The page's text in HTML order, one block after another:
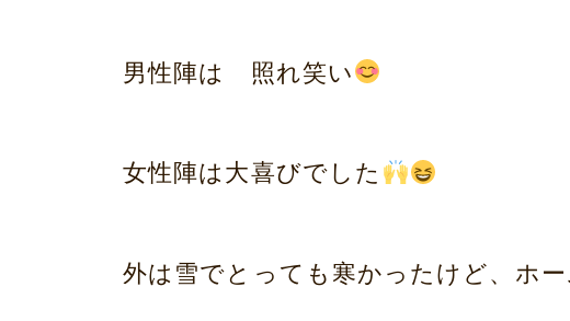
男性陣は 照れ笑い
女性陣は大喜びでした
外は雪でとっても寒かったけど、ホー